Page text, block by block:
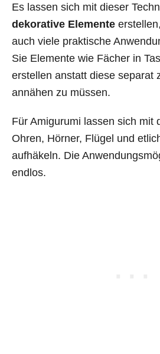
Es lassen sich mit dieser
dekorative Elemente
auch viele praktische
Sie Elemente wie Fächer in
erstellen anstatt diese separat
annähen zu müssen.
Für Amigurumi lassen sich mit
Ohren, Hörner, Flügel und
aufhäkeln. Die
endlos.